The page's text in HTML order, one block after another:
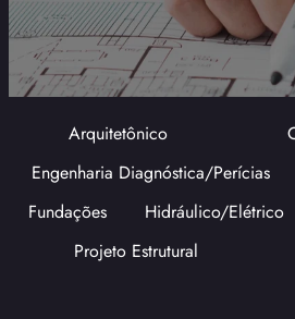
Arquitetônico
Engenharia Diagnóstica/Perícias
Fundações
Hidráulico/Elétrico
Projeto Estrutural